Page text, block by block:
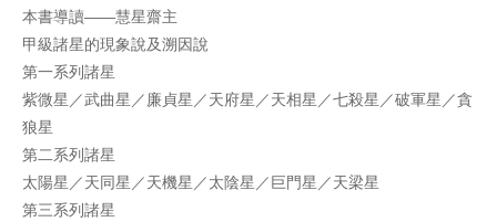
本書導讀——慧星齋主
甲級諸星的現象說及溯因說
第一系列諸星
紫微星／武曲星／廉貞星／天府星／天相星／七殺星／破軍星／貪
狼星
第二系列諸星
太陽星／天同星／天機星／太陰星／巨門星／天梁星
第三系列諸星